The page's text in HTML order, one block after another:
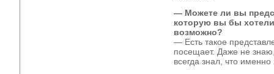
— Можете ли вы
которую вы бы
возможно?
— Есть такое
посещает. Даже не
всегда знал, что именно